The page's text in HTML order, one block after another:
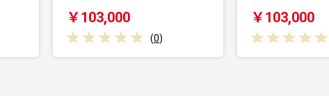
￥103,000 ￥88,000